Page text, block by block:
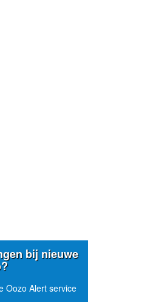
bij nieuwe
Oozo Alert service